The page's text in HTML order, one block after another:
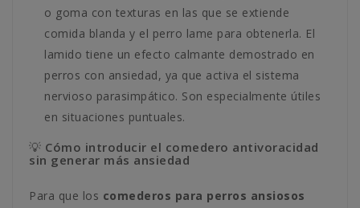
o goma con texturas en las que se extiende
comida blanda y el perro lame para obtenerla. El
lamido tiene un efecto calmante demostrado en
perros con ansiedad, ya que activa el sistema
nervioso parasimpático. Son especialmente útiles
en situaciones puntuales.
💡 Cómo introducir el comedero antivoracidad
sin generar más ansiedad
Para que los comederos para perros ansiosos